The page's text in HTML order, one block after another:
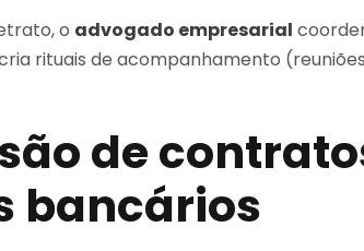
o advogado empresarial
rituais de acompanhamento
de
bancários